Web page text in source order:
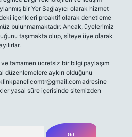
bir Yer Sağlayıcı olarak hizmet
içerikleri proaktif olarak denetleme
bulunmamaktadır. Ancak, üyelerimiz
taşımakta olup, siteye üye olarak
tamamen ücretsiz bir bilgi paylaşım
düzenlemelere aykırı olduğunu
adresine
yasal süre içerisinde sitemizden